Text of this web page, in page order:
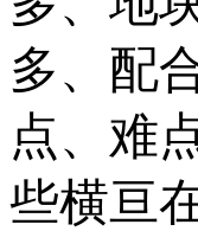
多、配
点、难
些横亘